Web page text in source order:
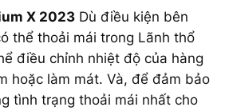
X 2023 Dù điều kiện bên
thể thoải mái trong Lãnh thổ
điều chỉnh nhiệt độ của hàng
hoặc làm mát. Và, để đảm bảo
tình trạng thoải mái nhất cho